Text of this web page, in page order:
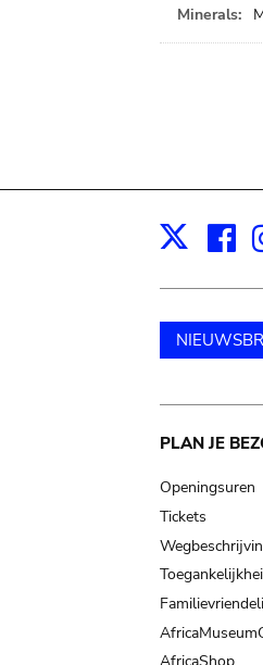
Minerals:
X
Main
PLAN JE
Openingsuren
Tickets